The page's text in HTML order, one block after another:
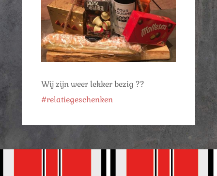
Wij zijn weer lekker bezig ??
#relatiegeschenken